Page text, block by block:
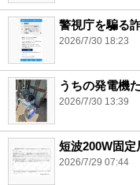
警視庁を騙る
2026/7/30 18:23
うちの発電機
2026/7/30 13:39
短波200W固
2026/7/29 07:44